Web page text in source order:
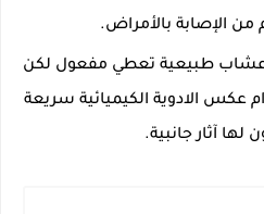
من الإصابة بالأمراض.
اعشاب طبيعية تعطي مفعول لكن
عكس الادوية الكيميائية سريعة
لها آثار جانبية.